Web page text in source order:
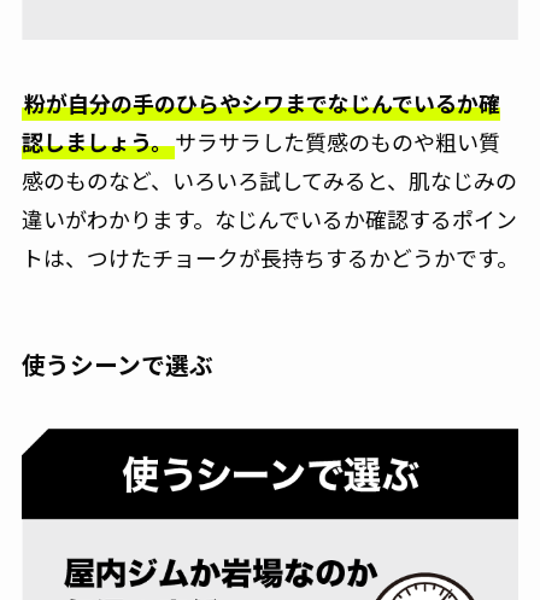
粉が自分の手のひらやシワまでなじんでいるか確
認しましょう。サラサラした質感のものや粗い質
感のものなど、いろいろ試してみると、肌なじみの
違いがわかります。なじんでいるか確認するポイン
トは、つけたチョークが長持ちするかどうかです。
使うシーンで選ぶ